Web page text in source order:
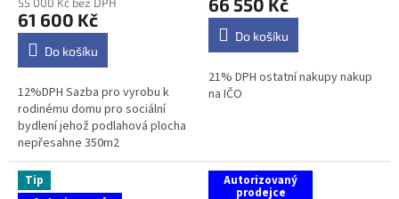
61 600 Kč
Do košíku
12%DPH Sazba pro vyrobu k
rodinému domu pro sociální
bydlení jehož podlahová plocha
nepřesahne 350m2
je
5,0
hvězdiček.
66 550 Kč
Do košíku
21% DPH ostatní nakupy nakup
na IČO
Tip
Autorizovaný
prodejce